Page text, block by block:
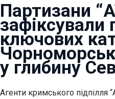
Партизани
ключових
у глибину
Агенти кримського підпілля